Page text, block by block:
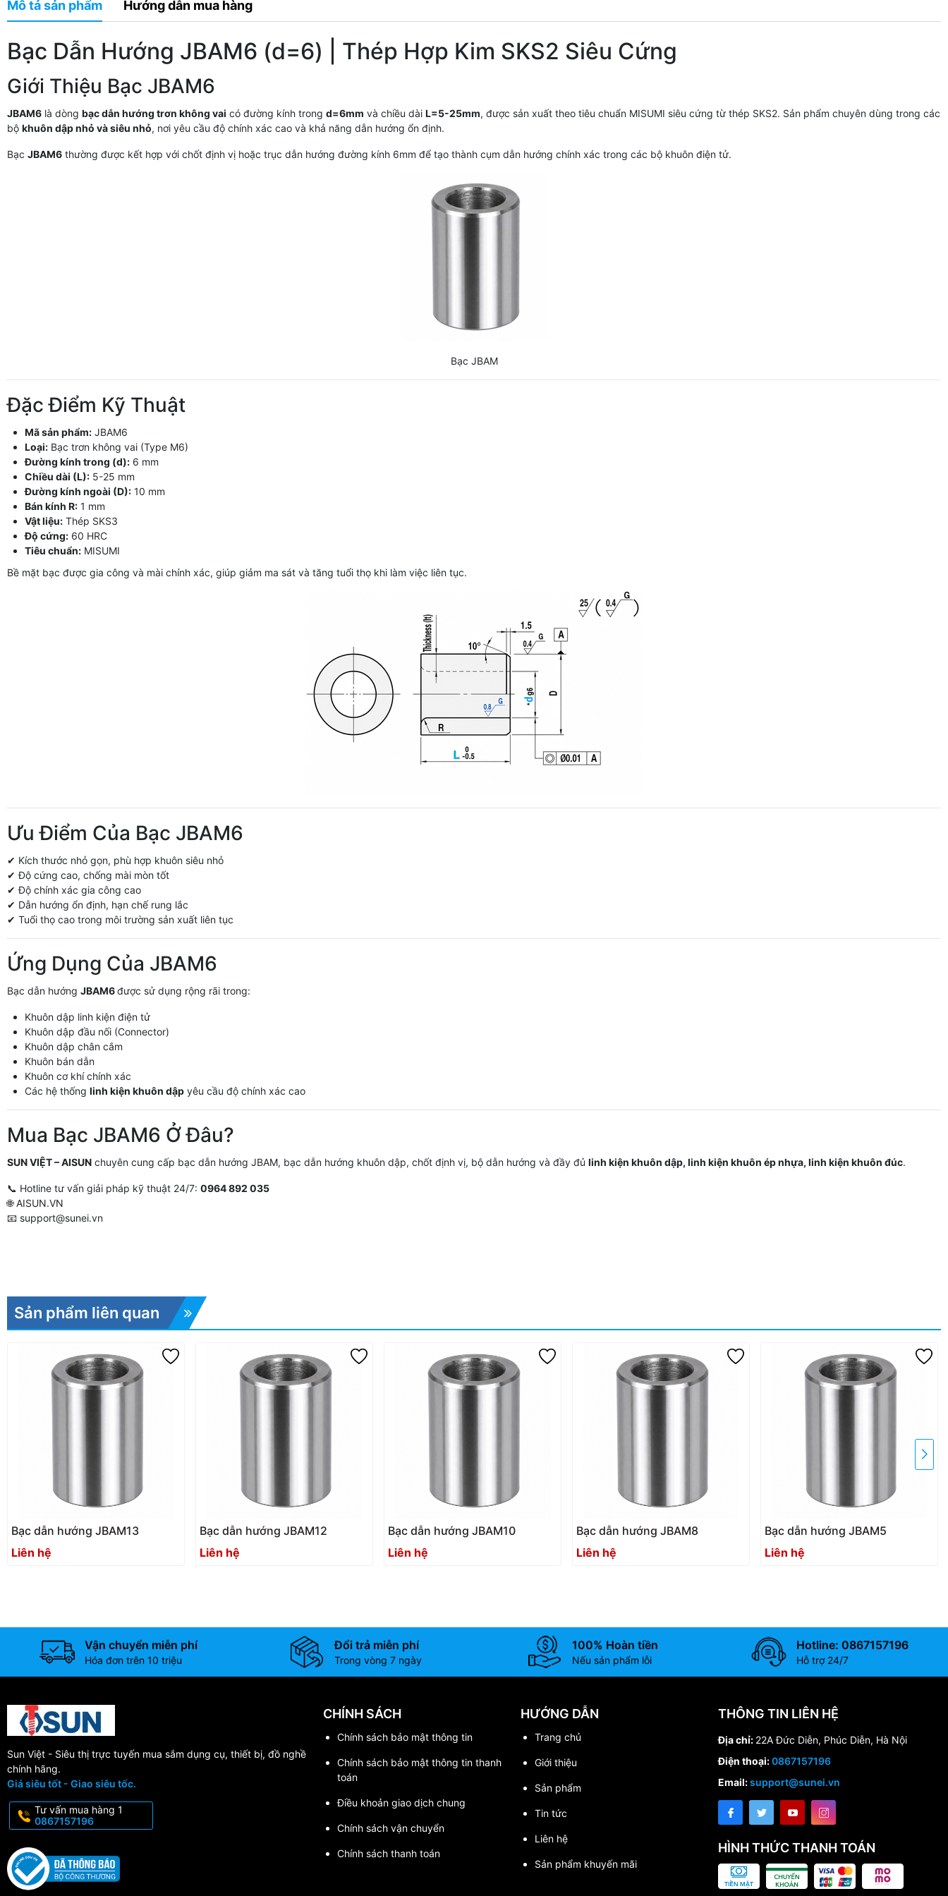
Mô tả sản phẩm Hướng dẫn mua hàng
Bạc Dẫn Hướng JBAM6 (d=6) | Thép Hợp Kim SKS2 Siêu Cứng
Giới Thiệu Bạc JBAM6
JBAM6 là dòng bạc dẫn hướng trơn không vai có đường kính trong d=6mm và chiều dài L=5-25mm, được sản xuất theo tiêu chuẩn MISUMI siêu cứng từ thép SKS2. Sản phẩm chuyên dùng trong các
bộ khuôn dập nhỏ và siêu nhỏ, nơi yêu cầu độ chính xác cao và khả năng dẫn hướng ổn định.
Bạc JBAM6 thường được kết hợp với chốt định vị hoặc trục dẫn hướng đường kính 6mm để tạo thành cụm dẫn hướng chính xác trong các bộ khuôn điện tử.
Bạc JBAM
Đặc Điểm Kỹ Thuật
Mã sản phẩm: JBAM6
Loại: Bạc trơn không vai (Type M6)
Đường kính trong (d): 6 mm
Chiều dài (L): 5-25 mm
Đường kính ngoài (D): 10 mm
Bán kính R: 1 mm
Vật liệu: Thép SKS3
Độ cứng: 60 HRC
Tiêu chuẩn: MISUMI
Bề mặt bạc được gia công và mài chính xác, giúp giảm ma sát và tăng tuổi thọ khi làm việc liên tục.
Ưu Điểm Của Bạc JBAM6
✔ Kích thước nhỏ gọn, phù hợp khuôn siêu nhỏ
✔ Độ cứng cao, chống mài mòn tốt
✔ Độ chính xác gia công cao
✔ Dẫn hướng ổn định, hạn chế rung lắc
✔ Tuổi thọ cao trong môi trường sản xuất liên tục
Ứng Dụng Của JBAM6
Bạc dẫn hướng JBAM6được sử dụng rộng rãi trong:
Khuôn dập linh kiện điện tử
Khuôn dập đầu nối (Connector)
Khuôn dập chân cắm
Khuôn bán dẫn
Khuôn cơ khí chính xác
Các hệ thống linh kiện khuôn dập yêu cầu độ chính xác cao
Mua Bạc JBAM6 Ở Đâu?
SUN VIỆT – AISUN chuyên cung cấp bạc dẫn hướng JBAM, bạc dẫn hướng khuôn dập, chốt định vị, bộ dẫn hướng và đầy đủ linh kiện khuôn dập, linh kiện khuôn ép nhựa, linh kiện khuôn đúc.
📞 Hotline tư vấn giải pháp kỹ thuật 24/7: 0964 892 035
🌐AISUN.VN
📧 support@sunei.vn
Sản phẩm liên quan
Bạc dẫn hướng JBAM13
Liên hệ
Bạc dẫn hướng JBAM12
Liên hệ
Bạc dẫn hướng JBAM10
Liên hệ
Bạc dẫn hướng JBAM8
Liên hệ
Bạc dẫn hướng JBAM5
Liên hệ
Vận chuyển miễn phí
Hóa đơn trên 10 triệu
Đổi trả miễn phí
Trong vòng 7 ngày
100% Hoàn tiền
Nếu sản phẩm lỗi
Hotline: 0867157196
Hỗ trợ 24/7
Sun Việt - Siêu thị trực tuyến mua sắm dụng cụ, thiết bị, đồ nghề
chính hãng.
Giá siêu tốt - Giao siêu tốc.
Tư vấn mua hàng 1
0867157196
CHÍNH SÁCH
Chính sách bảo mật thông tin
Chính sách bảo mật thông tin thanh
toán
Điều khoản giao dịch chung
Chính sách vận chuyển
Chính sách thanh toán
HƯỚNG DẪN
Trang chủ
Giới thiệu
Sản phẩm
Tin tức
Liên hệ
Sản phẩm khuyến mãi
THÔNG TIN LIÊN HỆ
Địa chỉ: 22A Đức Diễn, Phúc Diễn, Hà Nội
Điện thoại:0867157196
Email:support@sunei.vn
HÌNH THỨC THANH TOÁN